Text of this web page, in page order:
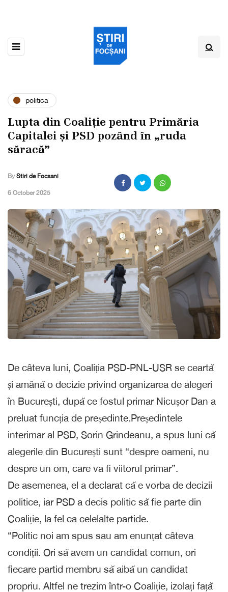
politica
Lupta din Coaliție pentru Primăria
Capitalei și PSD pozând în „ruda
săracă”
By Stiri de Focsani
,6 October 2025
De câteva luni, Coaliția PSD-PNL-USR se ceartă
și amână o decizie privind organizarea de alegeri
în București, după ce fostul primar Nicușor Dan a
preluat funcția de președinte.Președintele
interimar al PSD, Sorin Grindeanu, a spus luni că
alegerile din București sunt “despre oameni, nu
despre un om, care va fi viitorul primar”.
De asemenea, el a declarat că e vorba de decizii
politice, iar PSD a decis politic să fie parte din
Coaliție, la fel ca celelalte partide.
“Politic noi am spus sau am enunțat câteva
condiții. Ori să avem un candidat comun, ori
fiecare partid membru să aibă un candidat
propriu. Altfel ne trezim într-o Coaliție, izolați față